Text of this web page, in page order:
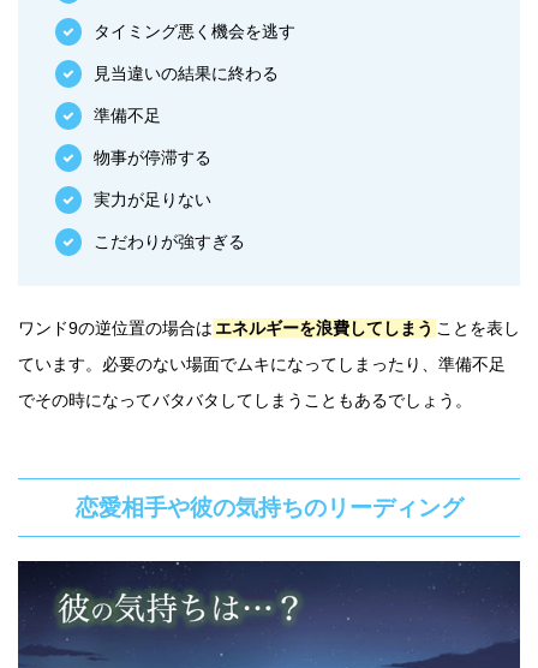
タイミング悪く機会を逃す
見当違いの結果に終わる
準備不足
物事が停滞する
実力が足りない
こだわりが強すぎる
ワンド9の逆位置の場合は エネルギーを浪費してしまう ことを表し
ています。必要のない場面でムキになってしまったり、準備不足
でその時になってバタバタしてしまうこともあるでしょう。
恋愛相手や彼の気持ちのリーディング